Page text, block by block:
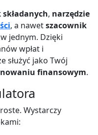
, narzędzie
, a nawetszacownik
jednym. Dzięki
wpłat i
służyć jako Twój
finansowym.
Wystarczy